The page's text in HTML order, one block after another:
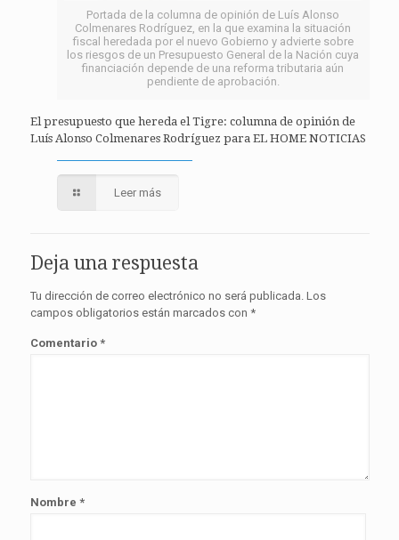
Portada de la columna de opinión de Luís Alonso
Colmenares Rodríguez, en la que examina la situación
fiscal heredada por el nuevo Gobierno y advierte sobre
los riesgos de un Presupuesto General de la Nación cuya
financiación depende de una reforma tributaria aún
pendiente de aprobación.
El presupuesto que hereda el Tigre: columna de opinión de
Luís Alonso Colmenares Rodríguez para EL HOME NOTICIAS
Leer más
Deja una respuesta
Tu dirección de correo electrónico no será publicada. Los
campos obligatorios están marcados con *
Comentario *
Nombre *